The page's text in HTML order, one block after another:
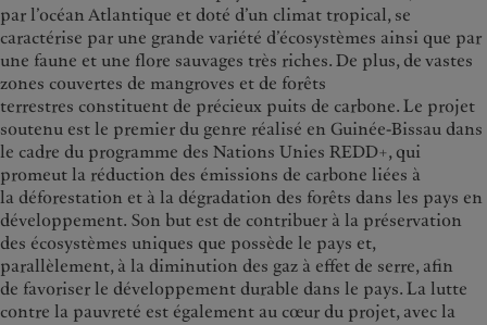
par l’océan Atlantique et doté d’un climat tropical, se
caractérise par une grande variété d’écosystèmes ainsi que par
une faune et une flore sauvages très riches. De plus, de vastes
zones couvertes de mangroves et de forêts
terrestres constituent de précieux puits de carbone. Le projet
soutenu est le premier du genre réalisé en Guinée-Bissau dans
le cadre du programme des Nations Unies REDD+, qui
promeut la réduction des émissions de carbone liées à
la déforestation et à la dégradation des forêts dans les pays en
développement. Son but est de contribuer à la préservation
des écosystèmes uniques que possède le pays et,
parallèlement, à la diminution des gaz à effet de serre, afin
de favoriser le développement durable dans le pays. La lutte
contre la pauvreté est également au cœur du projet, avec la